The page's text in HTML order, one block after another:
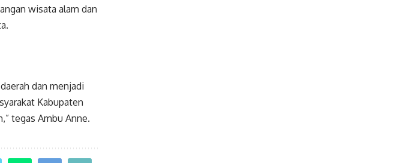
wisata alam dan
dan menjadi
Kabupaten
tegas Ambu Anne.